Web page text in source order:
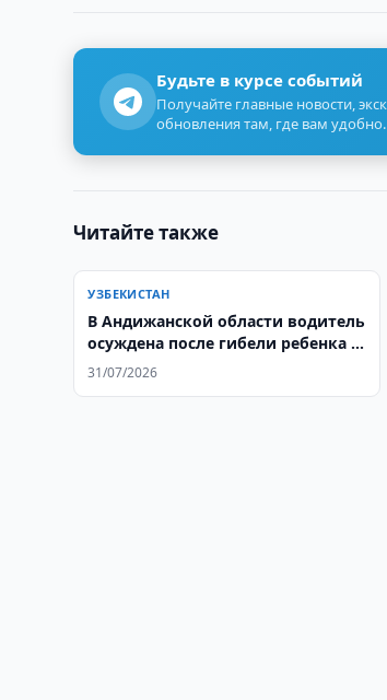
Будьте в курсе событий
Получайте главные новости,
обновления там, где вам удобно.
Читайте также
УЗБЕКИСТАН
В Андижанской области водитель
осуждена после гибели ребенка в
ДТП
31/07/2026